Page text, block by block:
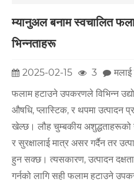
म्यानुअल बनाम स्वचालित
भिन्नताहरू
2025-02-15 3
फलाम हटाउने उपकरणले विभिन्न
औषधि, प्लास्टिक, र थपमा उत्पादन
खेल्छ। लौह चुम्बकीय अशुद्धताहरूको
र सुरक्षालाई मात्र असर गर्दैन तर
हुन सक्छ। त्यसकारण, उत्पादन
गर्नको लागि सही फलाम हटाउने